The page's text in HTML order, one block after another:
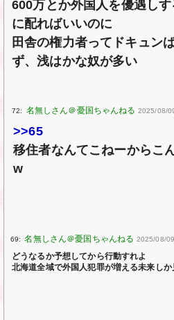
600万とか外国人を優遇し
に配ればいいのに
田舎の権力者ってドキュン
ず、浅はかな奴が多い
72: 2025/08/
>>65
移住者なんてこねーからこ
w
69: 2025/08/
どうなるか予想してから行動すれよ
北海道全域で外国人犯罪が増える未来しか